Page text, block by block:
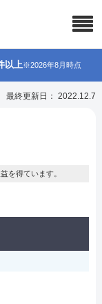
以上※2026年8月時点
最終更新日： 2022.12.7
を得ています。